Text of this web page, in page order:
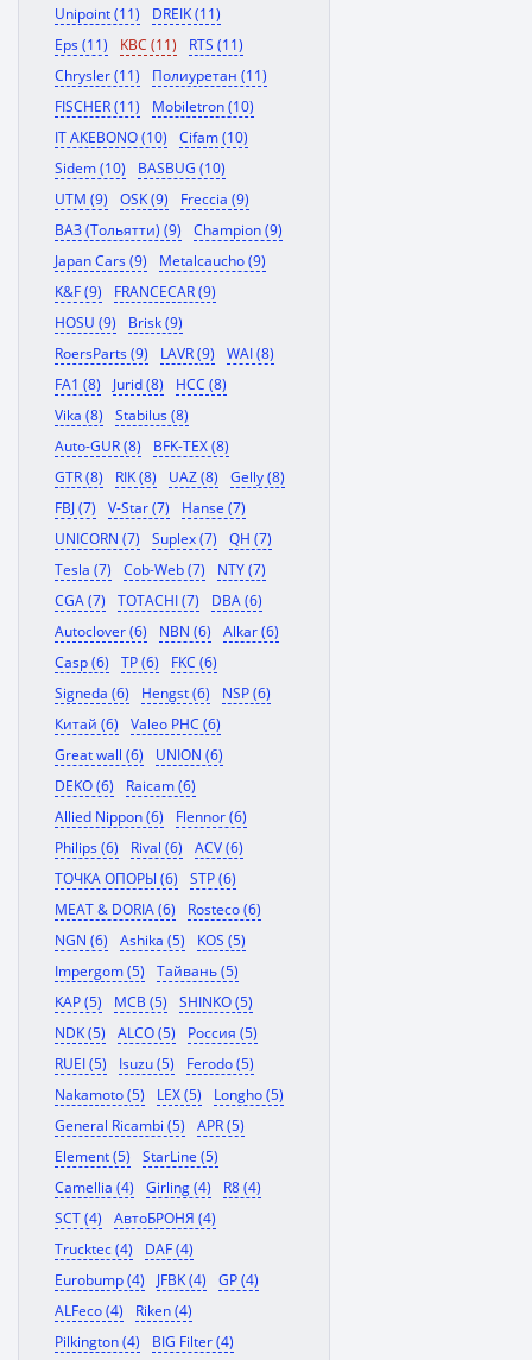
Unipoint (11)
DREIK (11)
Eps (11)
KBC (11)
RTS (11)
Chrysler (11)
Полиуретан (11)
FISCHER (11)
Mobiletron (10)
IT AKEBONO (10)
Cifam (10)
Sidem (10)
BASBUG (10)
UTM (9)
OSK (9)
Freccia (9)
ВАЗ (Тольятти) (9)
Champion (9)
Japan Cars (9)
Metalcaucho (9)
K&F (9)
FRANCECAR (9)
HOSU (9)
Brisk (9)
RoersParts (9)
LAVR (9)
WAI (8)
FA1 (8)
Jurid (8)
HCC (8)
Vika (8)
Stabilus (8)
Auto-GUR (8)
BFK-TEX (8)
GTR (8)
RIK (8) UAZ (8)
Gelly (8)
FBJ (7)
V-Star (7)
Hanse (7)
UNICORN (7)
Suplex (7)
QH (7)
Tesla (7)
Cob-Web (7)
NTY (7)
CGA (7)
TOTACHI (7)
DBA (6)
Autoclover (6)
NBN (6)
Alkar (6)
Casp (6)
TP (6)
FKC (6)
Signeda (6)
Hengst (6)
NSP (6)
Китай (6)
Valeo PHC (6)
Great wall (6)
UNION (6)
DEKO (6)
Raicam (6)
Allied Nippon (6)
Flennor (6)
Philips (6)
Rival (6)
ACV (6)
ТОЧКА ОПОРЫ (6)
STP (6)
MEAT & DORIA (6)
Rosteco (6)
NGN (6)
Ashika (5)
KOS (5)
Impergom (5)
Тайвань (5)
KAP (5)
MCB (5)
SHINKO (5)
NDK (5)
ALCO (5)
Россия (5)
RUEI (5)
Isuzu (5)
Ferodo (5)
Nakamoto (5)
LEX (5)
Longho (5)
General Ricambi (5)
APR (5)
Element (5)
StarLine (5)
Camellia (4)
Girling (4)
R8 (4)
SCT (4)
АвтоБРОНЯ (4)
Trucktec (4)
DAF (4)
Eurobump (4)
JFBK (4)
GP (4)
ALFeco (4)
Riken (4)
Pilkington (4)
BIG Filter (4)